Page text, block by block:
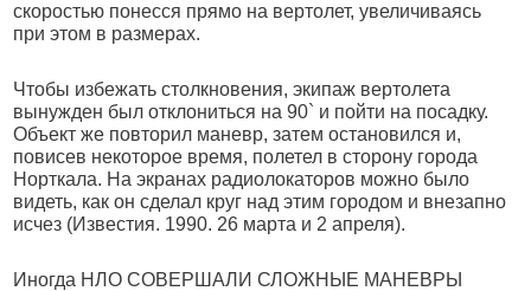
скоростью понесся прямо на вертолет, увеличиваясь
при этом в размерах.
Чтобы избежать столкновения, экипаж вертолета
вынужден был отклониться на 90` и пойти на посадку.
Объект же повторил маневр, затем остановился и,
повисев некоторое время, полетел в сторону города
Норткала. На экранах радиолокаторов можно было
видеть, как он сделал круг над этим городом и внезапно
исчез (Известия. 1990. 26 марта и 2 апреля).
Иногда НЛО СОВЕРШАЛИ СЛОЖНЫЕ МАНЕВРЫ